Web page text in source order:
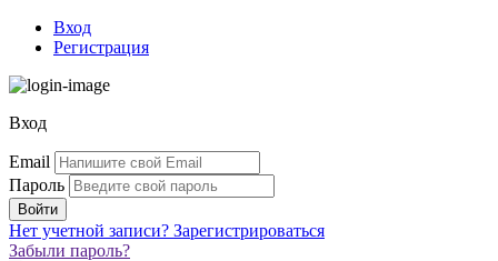
Вход
Регистрация
Вход
Email
Пароль
Нет учетной записи? Зарегистрироваться
Забыли пароль?